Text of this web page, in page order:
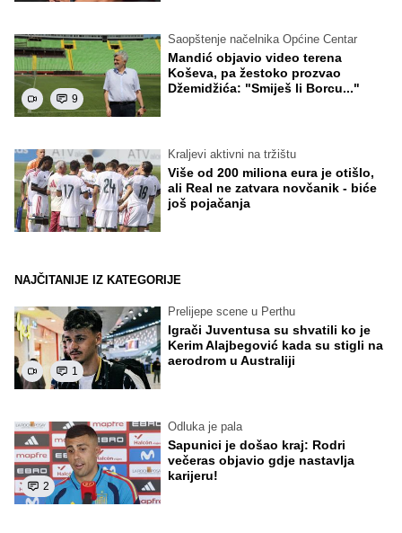
9
Saopštenje načelnika Općine Centar
Mandić objavio video terena
Koševa, pa žestoko prozvao
Džemidžića: "Smiješ li Borcu..."
Kraljevi aktivni na tržištu
Više od 200 miliona eura je otišlo,
ali Real ne zatvara novčanik - biće
još pojačanja
NAJČITANIJE IZ KATEGORIJE
1
Prelijepe scene u Perthu
Igrači Juventusa su shvatili ko je
Kerim Alajbegović kada su stigli na
aerodrom u Australiji
2
Odluka je pala
Sapunici je došao kraj: Rodri
večeras objavio gdje nastavlja
karijeru!